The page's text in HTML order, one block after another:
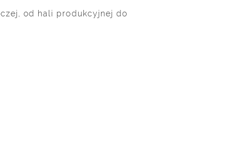
od hali produkcyjnej do